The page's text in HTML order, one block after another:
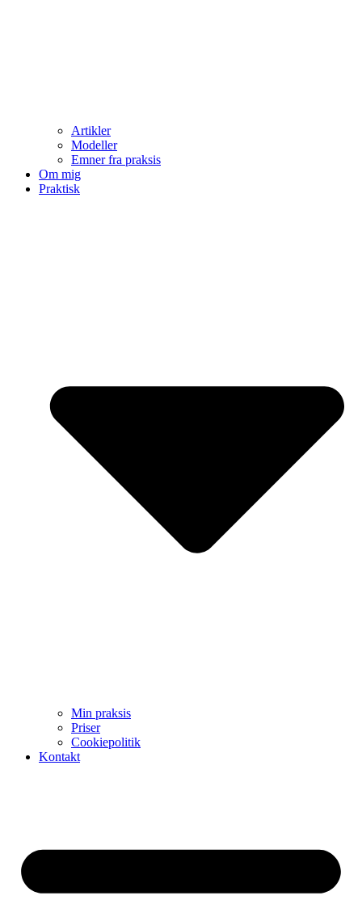
Artikler
Modeller
Emner fra praksis
Om mig
Praktisk
Min praksis
Priser
Cookiepolitik
Kontakt